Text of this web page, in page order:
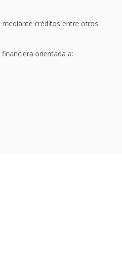
créditos entre otros
orientada a: